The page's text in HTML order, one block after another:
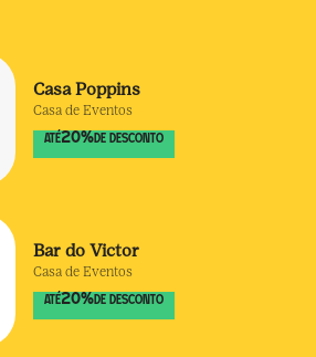
Casa Poppins
Casa de Eventos
ATÉ20% DE DESCONTO
Bar do Victor
Casa de Eventos
ATÉ20% DE DESCONTO